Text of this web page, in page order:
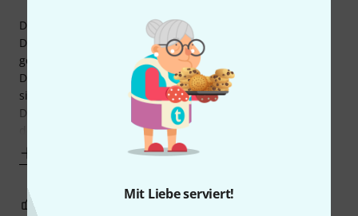
Mit Liebe serviert!
Die Leuchte ergänzt unser neues Notenpult mit Holzbrett.
Dadurch können die Kinder im Wohnzimmer auch bei
gedimmtem Licht ordentlich ihre Noten lesen.
Die Lichtfarbe ist angenehm und nicht zu kalt. Die Noten
sind hell und blendfrei zu sehen.
Das Design gefällt uns prima. Das Schwarz passt wohl zu
den meisten Einrichtungen und so ist es auch bei uns. Die